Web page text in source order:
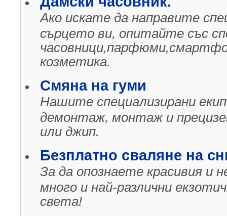
Ако искате да направите
сърцето ви, опитайте със
козметика.
Смяна на гуми
Нашите специализирани
демонтаж, монтаж и
или джип.
Безплатно сваляне на
За да опознаете красивия и
много и най-различни
света!